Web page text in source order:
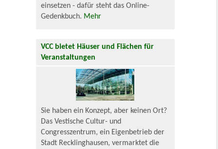
einsetzen - dafür steht das Online-
Gedenkbuch. Mehr
VCC bietet Häuser und Flächen für
Veranstaltungen
Sie haben ein Konzept, aber keinen Ort?
Das Vestische Cultur- und
Congresszentrum, ein Eigenbetrieb der
Stadt Recklinghausen, vermarktet die